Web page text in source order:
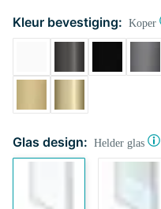
Kleur bevestiging: Koper
Glas design: Helder glas